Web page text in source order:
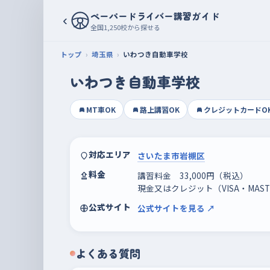
‹ ペーパードライバー講習ガイド
全国1,250校から探せる
トップ 埼玉県 いわつき自動車学校
いわつき自動車学校
MT車OK 路上講習OK クレジットカード
対応エリア
さいたま市岩槻区
料金
講習料金 33,000円（税込）
現金又はクレジット（VISA・
公式サイト
公式サイトを見る ↗
よくある質問